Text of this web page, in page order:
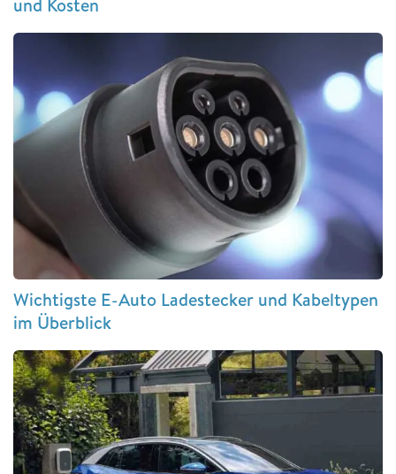
Wichtigste E-Auto Ladestecker und Kabeltypen
im Überblick